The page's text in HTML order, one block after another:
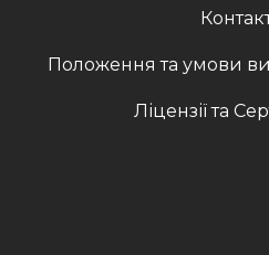
Положення та умови
Ліцензії та